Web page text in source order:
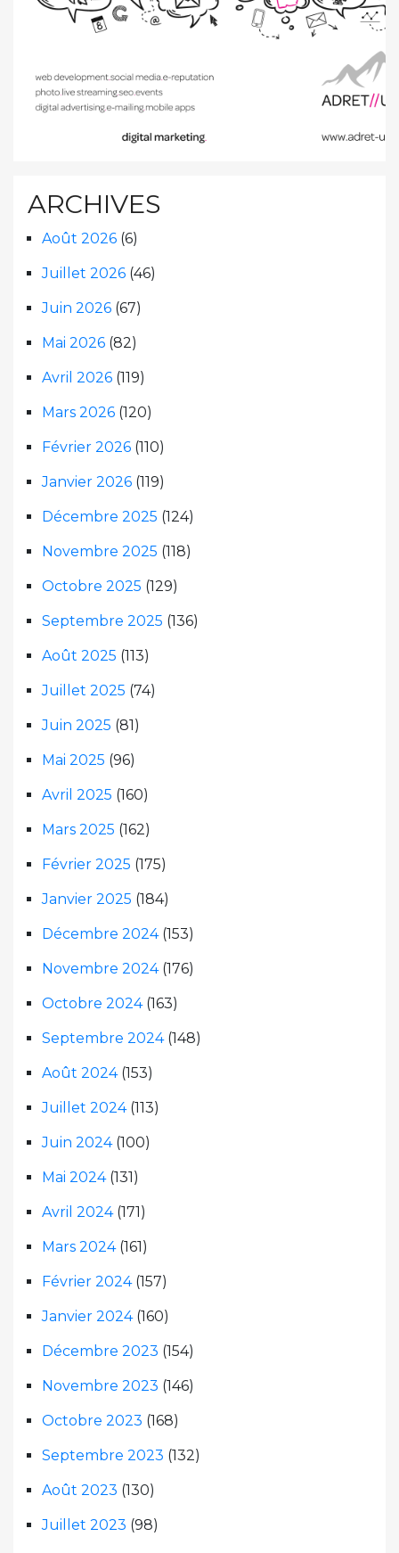
ARCHIVES
Août 2026 (6)
Juillet 2026 (46)
Juin 2026 (67)
Mai 2026 (82)
Avril 2026 (119)
Mars 2026 (120)
Février 2026 (110)
Janvier 2026 (119)
Décembre 2025 (124)
Novembre 2025 (118)
Octobre 2025 (129)
Septembre 2025 (136)
Août 2025 (113)
Juillet 2025 (74)
Juin 2025 (81)
Mai 2025 (96)
Avril 2025 (160)
Mars 2025 (162)
Février 2025 (175)
Janvier 2025 (184)
Décembre 2024(153)
Novembre 2024(176)
Octobre 2024(163)
Septembre 2024(148)
Août 2024(153)
Juillet 2024(113)
Juin 2024(100)
Mai 2024(131)
Avril 2024(171)
Mars 2024(161)
Février 2024(157)
Janvier 2024(160)
Décembre 2023 (154)
Novembre 2023 (146)
Octobre 2023 (168)
Septembre 2023 (132)
Août 2023 (130)
Juillet 2023 (98)